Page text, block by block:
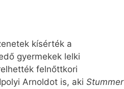
kísérték a
gyermekek lelki
felnőttkori
Arnoldot is, aki Stummer